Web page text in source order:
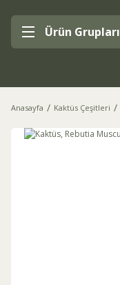
Ürün Grupları
Anasayfa Kaktüs Çeşitleri